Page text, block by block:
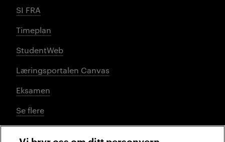
SI FRA
Timeplan
StudentWeb
Læringsportalen Canvas
Eksamen
Se flere